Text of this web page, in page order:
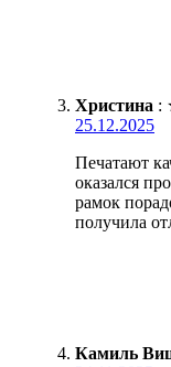
Христина :
25.12.2025
Печатают
оказался
рамок
получила
Камиль